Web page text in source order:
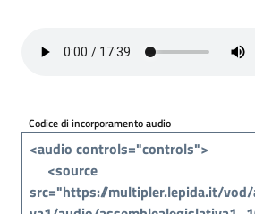
media
i
cittadini
Codice di incorporamento audio